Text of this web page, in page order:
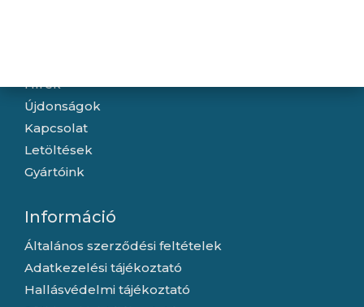
Hírek
Újdonságok
Kapcsolat
Letöltések
Gyártóink
Információ
Általános szerződési feltételek
Adatkezelési tájékoztató
Hallásvédelmi tájékoztató